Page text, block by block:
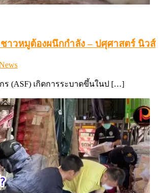
าวหมูต้องผนึกกำลัง – ปศุศาสตร์ นิวส์
(ASF) เกิดการระบาดขึ้นในป […]